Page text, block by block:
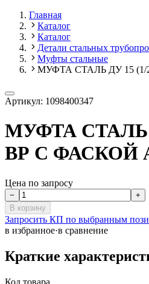
Главная
Каталог
Каталог
Детали стальных
Муфты стальные
МУФТА СТАЛЬ ДУ 15
Артикул: 1098400347
МУФТА СТАЛЬ
ВР С ФАСКОЙ
Цена по запросу
−
+
В корзину
Запросить КП по выбранным
в избранное·в сравнение
Краткие
Код товара